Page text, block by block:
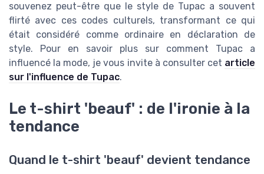
souvenez peut-être que le style de Tupac a souvent
flirté avec ces codes culturels, transformant ce qui
était considéré comme ordinaire en déclaration de
style. Pour en savoir plus sur comment Tupac a
influencé la mode, je vous invite à consulter cet article
sur l'influence de Tupac.
Le t-shirt 'beauf' : de l'ironie à la
tendance
Quand le t-shirt 'beauf' devient tendance